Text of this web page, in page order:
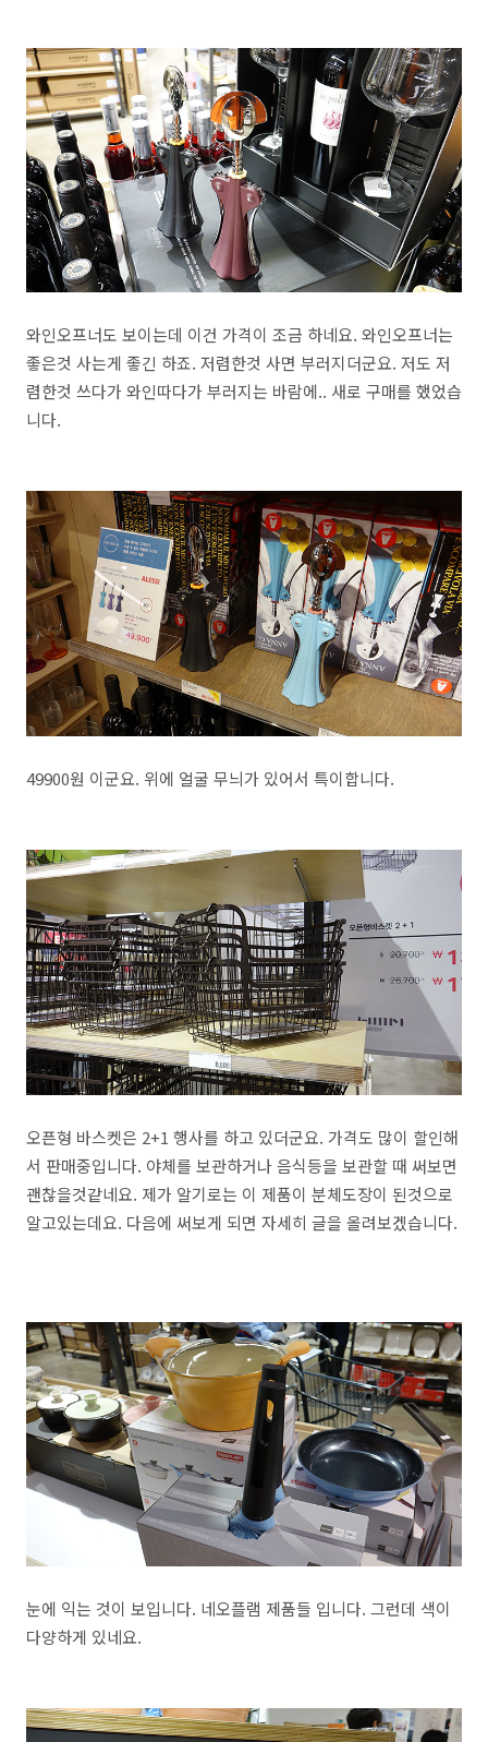
와인오프너도 보이는데 이건 가격이 조금 하네요. 와인오프너는
좋은것 사는게 좋긴 하죠. 저렴한것 사면 부러지더군요. 저도 저
렴한것 쓰다가 와인따다가 부러지는 바람에.. 새로 구매를 했었습
니다.
49900원 이군요. 위에 얼굴 무늬가 있어서 특이합니다.
오픈형 바스켓은 2+1 행사를 하고 있더군요. 가격도 많이 할인해
서 판매중입니다. 야체를 보관하거나 음식등을 보관할 때 써보면
괜찮을것같네요. 제가 알기로는 이 제품이 분체도장이 된것으로
알고있는데요. 다음에 써보게 되면 자세히 글을 올려보겠습니다.
눈에 익는 것이 보입니다. 네오플램 제품들 입니다. 그런데 색이
다양하게 있네요.